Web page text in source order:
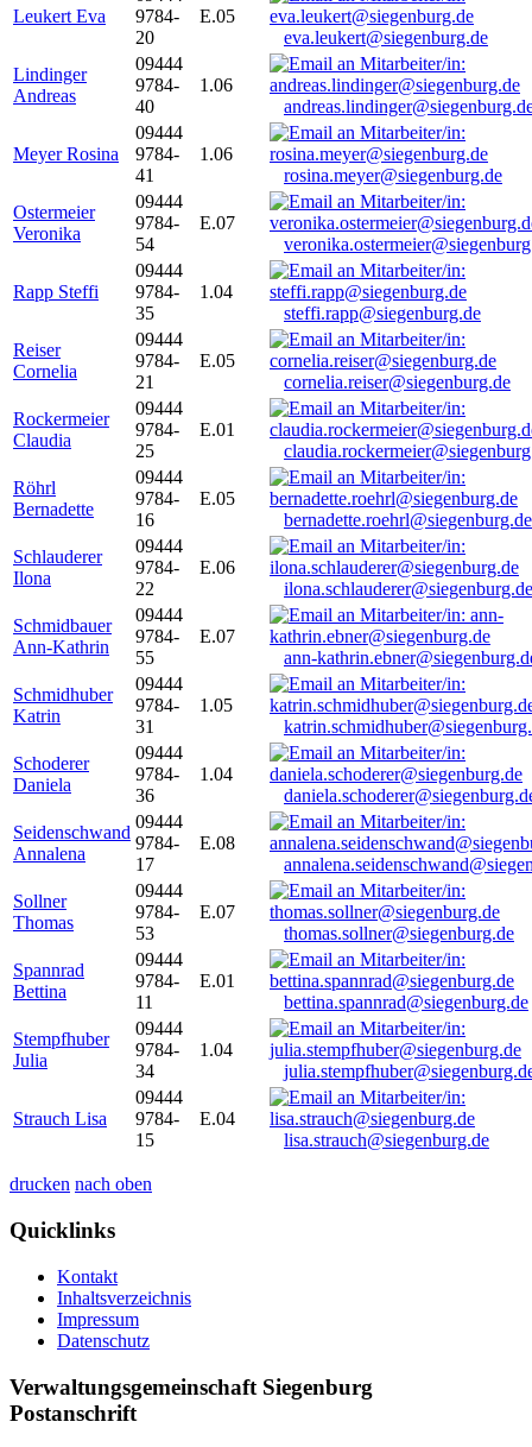
Leukert Eva
9784-
20
E.05
eva.leukert@siegenburg.de
Lindinger
Andreas
09444
9784-
40
1.06
Meyer Rosina
09444
9784-
41
1.06
rosina.meyer@siegenburg.de
Ostermeier
Veronika
09444
9784-
54
E.07
Rapp Steffi
09444
9784-
35
1.04
steffi.rapp@siegenburg.de
Reiser
Cornelia
09444
9784-
21
E.05
cornelia.reiser@siegenburg.de
Rockermeier
Claudia
09444
9784-
25
E.01
Röhrl
Bernadette
09444
9784-
16
E.05
bernadette.roehrl@siegenburg.de
Schlauderer
Ilona
09444
9784-
22
E.06
ilona.schlauderer@siegenburg.de
Schmidbauer
Ann-Kathrin
09444
9784-
55
E.07
ann-
Schmidhuber
Katrin
09444
9784-
31
1.05
Schoderer
Daniela
09444
9784-
36
1.04
Seidenschwand
Annalena
09444
9784-
17
E.08
Sollner
Thomas
09444
9784-
53
E.07
thomas.sollner@siegenburg.de
Spannrad
Bettina
09444
9784-
11
E.01
bettina.spannrad@siegenburg.de
Stempfhuber
Julia
09444
9784-
34
1.04
Strauch Lisa
09444
9784-
15
E.04
lisa.strauch@siegenburg.de
drucken nach oben
Quicklinks
Kontakt
Inhaltsverzeichnis
Impressum
Datenschutz
Verwaltungsgemeinschaft Siegenburg
Postanschrift